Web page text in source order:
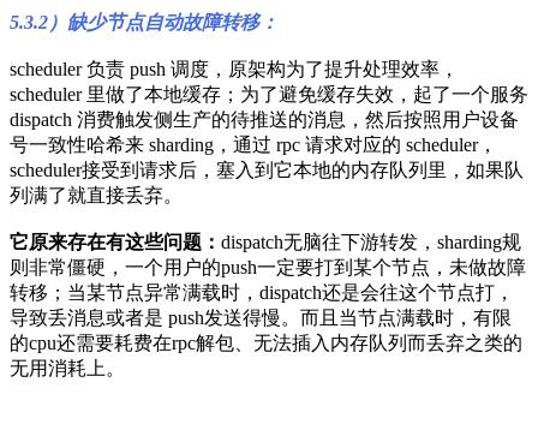
5.3.2）缺少节点自动故障转移：
scheduler 负责 push 调度，原架构为了提升处理效率，
scheduler 里做了本地缓存；为了避免缓存失效，起了一个服务
dispatch 消费触发侧生产的待推送的消息，然后按照用户设备
号一致性哈希来 sharding，通过 rpc 请求对应的 scheduler，
scheduler接受到请求后，塞入到它本地的内存队列里，如果队
列满了就直接丢弃。
它原来存在有这些问题： dispatch无脑往下游转发，sharding规
则非常僵硬，一个用户的push一定要打到某个节点，未做故障
转移；当某节点异常满载时，dispatch还是会往这个节点打，
导致丢消息或者是 push发送得慢。而且当节点满载时，有限
的cpu还需要耗费在rpc解包、无法插入内存队列而丢弃之类的
无用消耗上。